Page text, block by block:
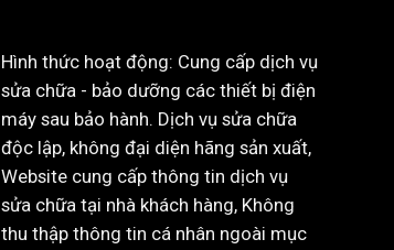
Hình thức hoạt động: Cung cấp dịch vụ
sửa chữa - bảo dưỡng các thiết bị điện
máy sau bảo hành. Dịch vụ sửa chữa
độc lập, không đại diện hãng sản xuất,
Website cung cấp thông tin dịch vụ
sửa chữa tại nhà khách hàng, Không
thu thập thông tin cá nhân ngoài mục